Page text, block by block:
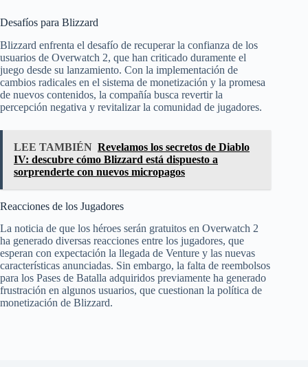
Desafíos para Blizzard
Blizzard enfrenta el desafío de recuperar la confianza de los
usuarios de Overwatch 2, que han criticado duramente el
juego desde su lanzamiento. Con la implementación de
cambios radicales en el sistema de monetización y la promesa
de nuevos contenidos, la compañía busca revertir la
percepción negativa y revitalizar la comunidad de jugadores.
LEE TAMBIÉN Revelamos los secretos de Diablo
IV: descubre cómo Blizzard está dispuesto a
sorprenderte con nuevos micropagos
Reacciones de los Jugadores
La noticia de que los héroes serán gratuitos en Overwatch 2
ha generado diversas reacciones entre los jugadores, que
esperan con expectación la llegada de Venture y las nuevas
características anunciadas. Sin embargo, la falta de reembolsos
para los Pases de Batalla adquiridos previamente ha generado
frustración en algunos usuarios, que cuestionan la política de
monetización de Blizzard.